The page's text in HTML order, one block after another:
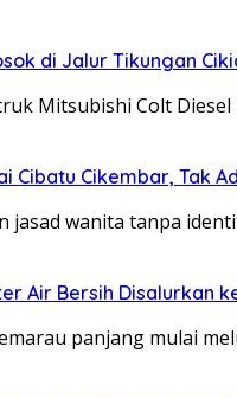
di Jalur Tikungan
Mitsubishi Colt
Cibatu Cikembar, Tak
jasad wanita tanpa
Air Bersih Disalurkan
panjang mulai